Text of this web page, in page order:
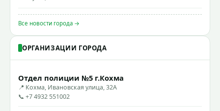
Все новости города →
ОРГАНИЗАЦИИ ГОРОДА
Отдел полиции №5 г.Кохма
📍 Кохма, Ивановская улица, 32А
📞 +7 4932 551002